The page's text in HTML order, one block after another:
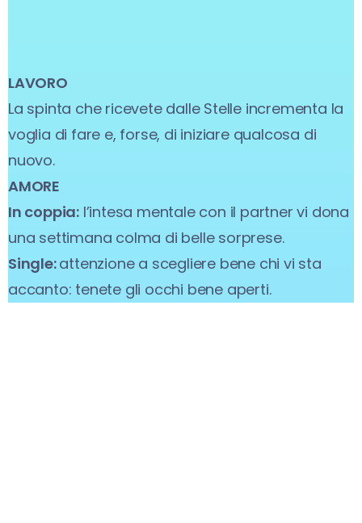
LAVORO
La spinta che ricevete dalle Stelle incrementa la
voglia di fare e, forse, di iniziare qualcosa di
nuovo.
AMORE
In coppia: l’intesa mentale con il partner vi dona
una settimana colma di belle sorprese.
Single:attenzione a scegliere bene chi vi sta
accanto: tenete gli occhi bene aperti.